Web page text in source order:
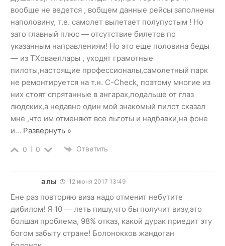
вообще не ведется , вобщем данные рейсы заполнены
наполовину, т.е. самолет вылетает полупустым ! Но
зато главный плюс — отсутствие билетов по
указанным направлениям! Но это еще половина беды
— из ТХоваеллары , уходят грамотные
пилоты,настоящие профессионалы,самолетный парк
не ремонтируется на т.н. C-Check, поэтому многие из
них стоят спрятанные в ангарах,подальше от глаз
людских,а недавно один мой знакомый пилот сказал
мне ,что им отменяют все льготы и надбавки,на фоне
и… Развернуть »
0 0 Ответить
алы 12 июня 2017 13:49
Ене раз повторяю виза надо отменит небутите
дибилом! Я 10 — леть пишу,что бы получит визу,это
болшая проблема, 98% отказ, какой дурак приедит эту
богом забыту стране! Болонокхов жандоган